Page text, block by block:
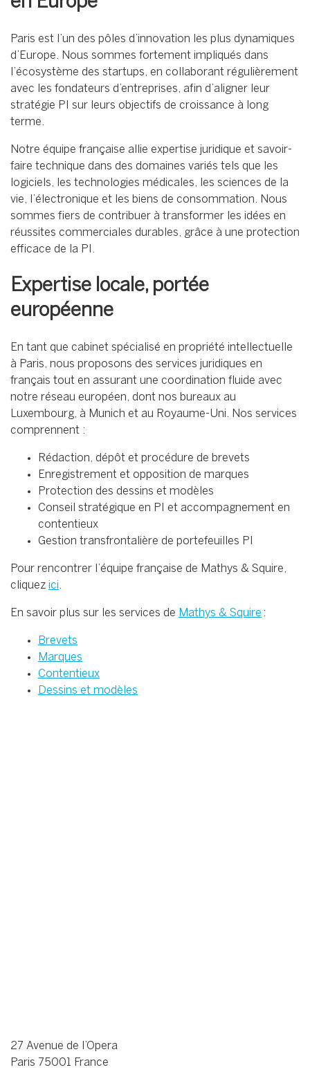
Paris est l’un des pôles d’innovation les plus dynamiques
d’Europe. Nous sommes fortement impliqués dans
l’écosystème des startups, en collaborant régulièrement
avec les fondateurs d’entreprises, afin d’aligner leur
stratégie PI sur leurs objectifs de croissance à long
terme.
Notre équipe française allie expertise juridique et savoir-
faire technique dans des domaines variés tels que les
logiciels, les technologies médicales, les sciences de la
vie, l’électronique et les biens de consommation. Nous
sommes fiers de contribuer à transformer les idées en
réussites commerciales durables, grâce à une protection
efficace de la PI.
Expertise locale, portée
européenne
En tant que cabinet spécialisé en propriété intellectuelle
à Paris, nous proposons des services juridiques en
français tout en assurant une coordination fluide avec
notre réseau européen, dont nos bureaux au
Luxembourg, à Munich et au Royaume-Uni. Nos services
comprennent :
Rédaction, dépôt et procédure de brevets
Enregistrement et opposition de marques
Protection des dessins et modèles
Conseil stratégique en PI et accompagnement en
contentieux
Gestion transfrontalière de portefeuilles PI
Pour rencontrer l’équipe française de Mathys & Squire,
cliquez ici.
En savoir plus sur les services de Mathys & Squire :
Brevets
Marques
Contentieux
Dessins et modèles
27 Avenue de l’Opera
Paris 75001 France